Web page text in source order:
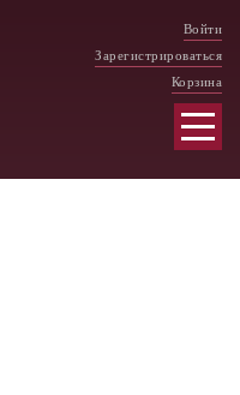
Войти
Зарегистрироваться
Корзина